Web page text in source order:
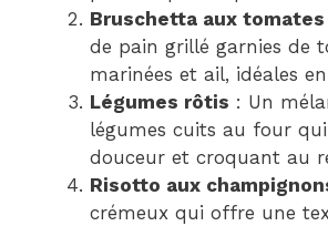
Bruschetta aux tomates
de pain grillé garnies de
marinées et ail, idéales
Légumes rôtis : Un
légumes cuits au four
douceur et croquant au
Risotto aux
crémeux qui offre une